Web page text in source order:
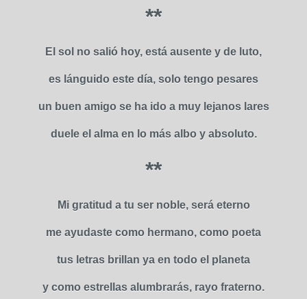
**
El sol no salió hoy, está ausente y de luto,
es lánguido este día, solo tengo pesares
un buen amigo se ha ido a muy lejanos lares
duele el alma en lo más albo y absoluto.
**
Mi gratitud a tu ser noble, será eterno
me ayudaste como hermano, como poeta
tus letras brillan ya en todo el planeta
y como estrellas alumbrarás, rayo fraterno.